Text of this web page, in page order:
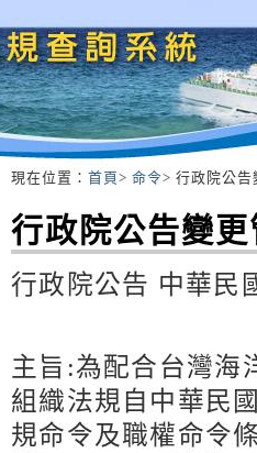
現在位置： 首頁> 命令> 行政院公告
行政院公告變
行政院公告 中華民
主旨:為配合台灣海
組織法規自中華民
規命令及職權命令